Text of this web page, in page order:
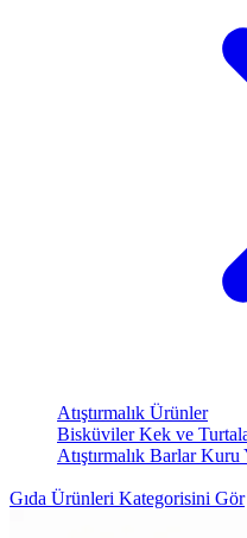
Atıştırmalık Ürünler
BisküvilerKek ve
Atıştırmalık BarlarKuru
Gıda Ürünleri Kategorisini Gör